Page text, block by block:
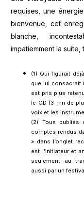
requises, une
bienvenue, cet
blanche,
impatiemment la
(1) Qui figurait
que lui consacrait
est pris plus
le CD (3 mn de
voix et les
(2) Tous publiés
comptes rendus
» dans l’onglet
est l’initiateur et
seulement au
aussi par un